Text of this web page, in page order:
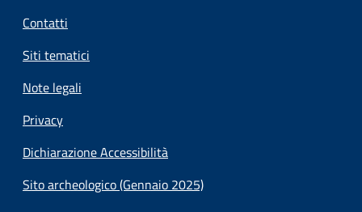
Contatti
Siti tematici
Note legali
Privacy
Dichiarazione Accessibilità
Sito archeologico (Gennaio 2025)